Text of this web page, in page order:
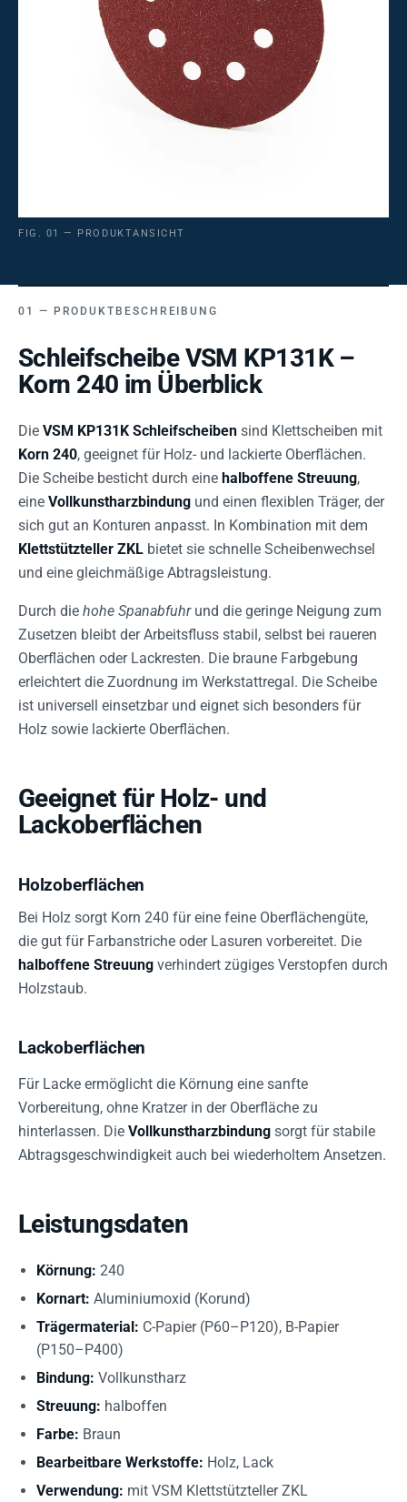
FIG. 01 — PRODUKTANSICHT
PRODUKTBESCHREIBUNG
Schleifscheibe VSM KP131K –
Korn 240 im Überblick
Die VSM KP131K Schleifscheiben sind Klettscheiben mit
Korn 240, geeignet für Holz- und lackierte Oberflächen.
Die Scheibe besticht durch eine halboffene Streuung,
eine Vollkunstharzbindung und einen flexiblen Träger, der
sich gut an Konturen anpasst. In Kombination mit dem
Klettstützteller ZKL bietet sie schnelle Scheibenwechsel
und eine gleichmäßige Abtragsleistung.
Durch die hohe Spanabfuhrund die geringe Neigung zum
Zusetzen bleibt der Arbeitsfluss stabil, selbst bei raueren
Oberflächen oder Lackresten. Die braune Farbgebung
erleichtert die Zuordnung im Werkstattregal. Die Scheibe
ist universell einsetzbar und eignet sich besonders für
Holz sowie lackierte Oberflächen.
Geeignet für Holz- und
Lackoberflächen
Holzoberflächen
Bei Holz sorgt Korn 240 für eine feine Oberflächengüte,
die gut für Farbanstriche oder Lasuren vorbereitet. Die
halboffene Streuung verhindert zügiges Verstopfen durch
Holzstaub.
Lackoberflächen
Für Lacke ermöglicht die Körnung eine sanfte
Vorbereitung, ohne Kratzer in der Oberfläche zu
hinterlassen. Die Vollkunstharzbindung sorgt für stabile
Abtragsgeschwindigkeit auch bei wiederholtem Ansetzen.
Leistungsdaten
Körnung: 240
Kornart: Aluminiumoxid (Korund)
Trägermaterial: C-Papier (P60–P120), B-Papier
(P150–P400)
Bindung: Vollkunstharz
Streuung: halboffen
Farbe: Braun
Bearbeitbare Werkstoffe: Holz, Lack
Verwendung: mit VSM Klettstützteller ZKL